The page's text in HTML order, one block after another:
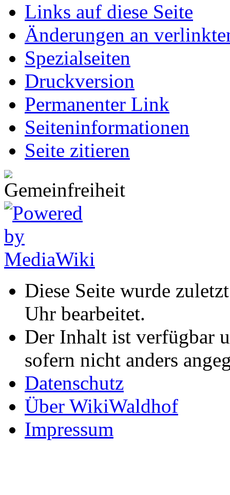
Links auf diese Seite
Änderungen an
Spezialseiten
Druckversion
Permanenter Link
Seiten­informationen
Seite zitieren
Diese Seite wurde
Uhr bearbeitet.
Der Inhalt ist verfügbar
sofern nicht anders
Datenschutz
Über WikiWaldhof
Impressum